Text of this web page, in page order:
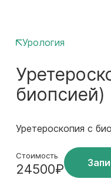
Урология
биопсией)
Уретероскопия с
Стоимость
24500₽